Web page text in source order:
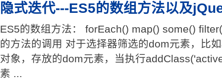
隐式迭代---ES5的数组方法以及
ES5的数组方法： forEach() map() some()
的方法的调用 对于选择器筛选的dom元素，比
对象，存放的dom元素，当执行
素 ...